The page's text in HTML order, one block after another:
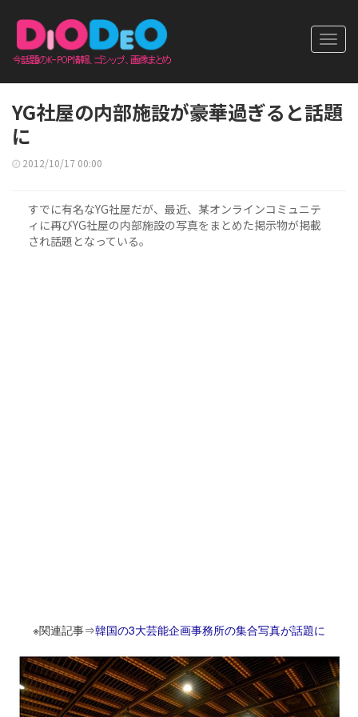
YG社屋の内部施設が豪華過ぎると話題
に
2012/10/17 00:00
すでに有名なYG社屋だが、最近、某オンラインコミュニテ
ィに再びYG社屋の内部施設の写真をまとめた掲示物が掲載
され話題となっている。
※関連記事⇒韓国の3大芸能企画事務所の集合写真が話題に